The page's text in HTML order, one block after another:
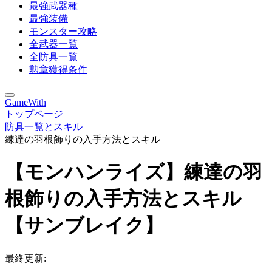
最強武器種
最強装備
モンスター攻略
全武器一覧
全防具一覧
勲章獲得条件
GameWith
トップページ
防具一覧とスキル
練達の羽根飾りの入手方法とスキル
【モンハンライズ】練達の羽
根飾りの入手方法とスキル
【サンブレイク】
最終更新: